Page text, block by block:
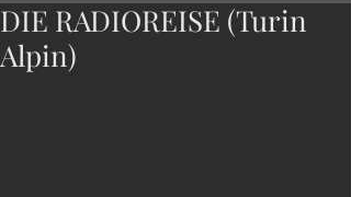
DIE RADIOREISE (Turin
Alpin)